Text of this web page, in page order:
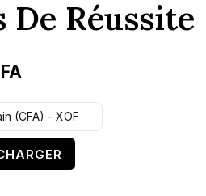
De Réussite
prix
actuel
est :
(CFA) - XOF